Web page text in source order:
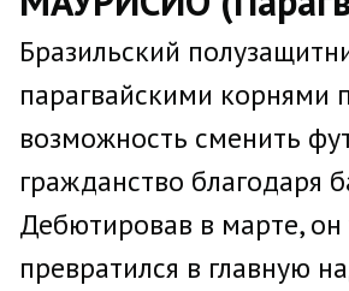
Бразильский
парагвайскими корнями
возможность сменить
гражданство благодаря
Дебютировав в марте, он
превратился в главную